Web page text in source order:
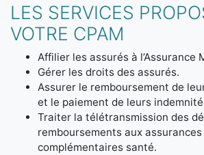
LES SERVICES
VOTRE CPAM
Affilier les assurés à l’Assurance
Gérer les droits des assurés.
Assurer le remboursement de
et le paiement de leurs
Traiter la télétransmission des
remboursements aux assurances
complémentaires santé.